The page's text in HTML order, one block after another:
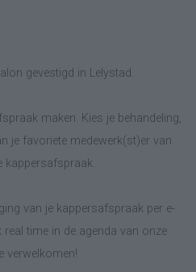
gevestigd in Lelystad.
maken. Kies je behandeling,
je favoriete medewerk(st)er van
kappersafspraak.
van je kappersafspraak per e-
time in de agenda van onze
verwelkomen!